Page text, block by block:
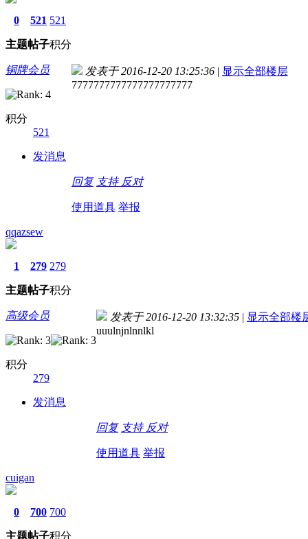
0
主题
521
帖子
521
积分
铜牌会员
积分
521
发消息
发表于 2016-12-20 13:25:36 | 显示全部楼层
7777777777777777777777
回复 支持 反对
使用道具 举报
qqazsew
1
主题
279
帖子
279
积分
高级会员
积分
279
发消息
发表于 2016-12-20 13:32:35 | 显示全部楼
uuulnjnlnnlkl
回复 支持 反对
使用道具 举报
cuigan
0
主题
700
帖子
700
积分